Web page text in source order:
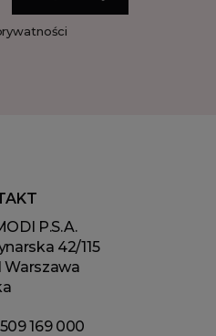
P.S.A.
42/115
Warszawa
509 169 000